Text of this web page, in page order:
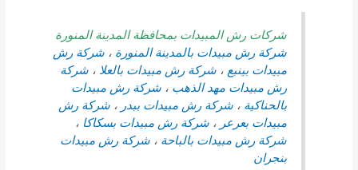
شركات رش المبيدات بمحافظة المدينة المنورة
شركة رش مبيدات بالمدينة المنورة ،شركة رش
مبيدات بينبع ، شركة رش مبيدات بالعلا ، شركة
رش مبيدات مهد الذهب ،شركة رش مبيدات
بالحناكية ،شركة رش مبيدات ببدر ،شركة رش
مبيدات بعرعر ، شركة رش مبيدات بسكاكا ،
شركة رش مبيدات بالباحة ، شركة رش مبيدات
بنجران